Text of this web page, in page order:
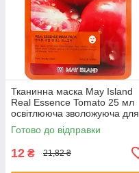
Тканинна маска May Island
Real Essence Tomato 25 мл
освітлююча зволожуюча для
вирівнювання тону Мей
Айленд
Готово до відправки
12 ₴ 21,82 ₴